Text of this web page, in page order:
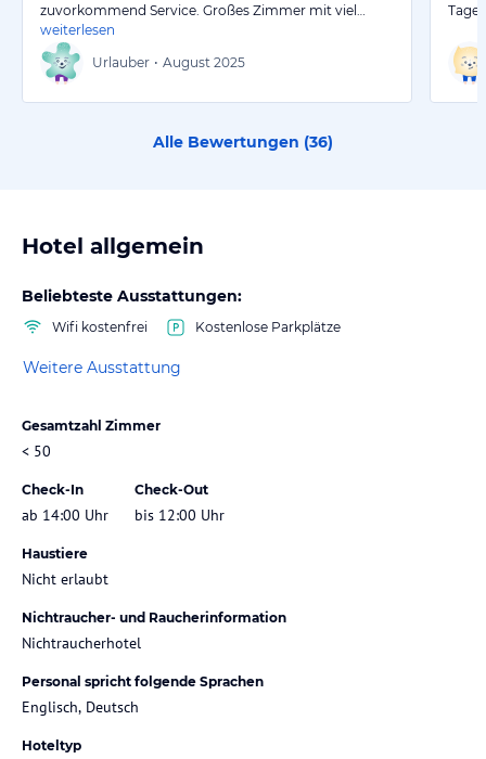
zuvorkommend Service. Großes Zimmer mit viel…
weiterlesen
Urlauber • August 2025
Tage
Alle Bewertungen (36)
Hotel allgemein
Beliebteste Ausstattungen:
Wifi kostenfrei Kostenlose Parkplätze
Weitere Ausstattung
Gesamtzahl Zimmer
< 50
Check-In
ab 14:00 Uhr
Check-Out
bis 12:00 Uhr
Haustiere
Nicht erlaubt
Nichtraucher- und Raucherinformation
Nichtraucherhotel
Personal spricht folgende Sprachen
Englisch, Deutsch
Hoteltyp